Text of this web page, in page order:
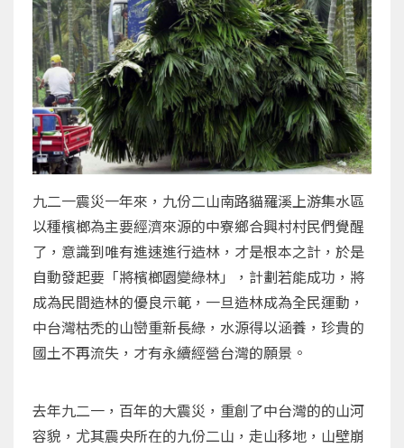
九二一震災一年來，九份二山南路貓羅溪上游集水區
以種檳榔為主要經濟來源的中寮鄉合興村村民們覺醒
了，意識到唯有進速進行造林，才是根本之計，於是
自動發起要「將檳榔園變綠林」，計劃若能成功，將
成為民間造林的優良示範，一旦造林成為全民運動，
中台灣枯禿的山巒重新長綠，水源得以涵養，珍貴的
國土不再流失，才有永續經營台灣的願景。
去年九二一，百年的大震災，重創了中台灣的的山河
容貌，尤其震央所在的九份二山，走山移地，山壁崩